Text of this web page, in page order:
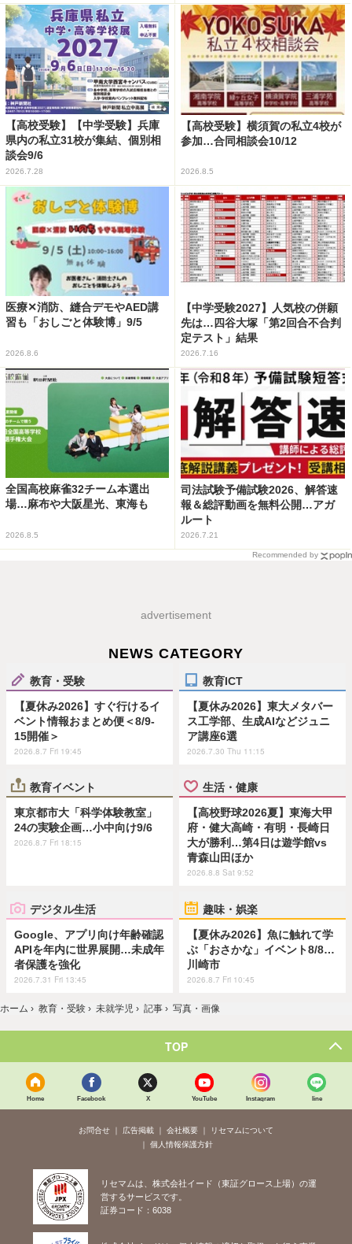
【高校受験】【中学受験】兵庫
県内の私立31校が集結、個別相
談会9/6
2026.7.28
【高校受験】横須賀の私立4校が
参加…合同相談会10/12
2026.8.5
医療✕消防、縫合デモやAED講
習も「おしごと体験博」9/5
2026.8.6
【中学受験2027】人気校の併願
先は…四谷大塚「第2回合不合判
定テスト」結果
2026.7.16
全国高校麻雀32チーム本選出
場…麻布や大阪星光、東海も
2026.8.5
司法試験予備試験2026、解答速
報＆総評動画を無料公開…アガ
ルート
2026.7.21
Recommended by
advertisement
NEWS CATEGORY
教育・受験
【夏休み2026】すぐ行けるイ
ベント情報おまとめ便＜8/9-
15開催＞
2026.8.7 Fri 19:45
教育ICT
【夏休み2026】東大メタバー
ス工学部、生成AIなどジュニ
ア講座6選
2026.7.30 Thu 11:15
教育イベント
東京都市大「科学体験教室」
24の実験企画…小中向け9/6
2026.8.7 Fri 18:15
生活・健康
【高校野球2026夏】東海大甲
府・健大高崎・有明・長崎日
大が勝利…第4日は遊学館vs
青森山田ほか
2026.8.8 Sat 9:52
デジタル生活
Google、アプリ向け年齢確認
APIを年内に世界展開…未成年
者保護を強化
2026.7.31 Fri 13:45
趣味・娯楽
【夏休み2026】魚に触れて学
ぶ「おさかな」イベント8/8…
川崎市
2026.8.7 Fri 10:45
ホーム › 教育・受験 › 未就学児 › 記事 › 写真・画像
TOP
Home Facebook X YouTube Instagram line
お問合せ 広告掲載 会社概要
リセマムについて
個人情報保護方針
リセマムは、株式会社イード（東証グロース上場）の運
営するサービスです。
証券コード：6038